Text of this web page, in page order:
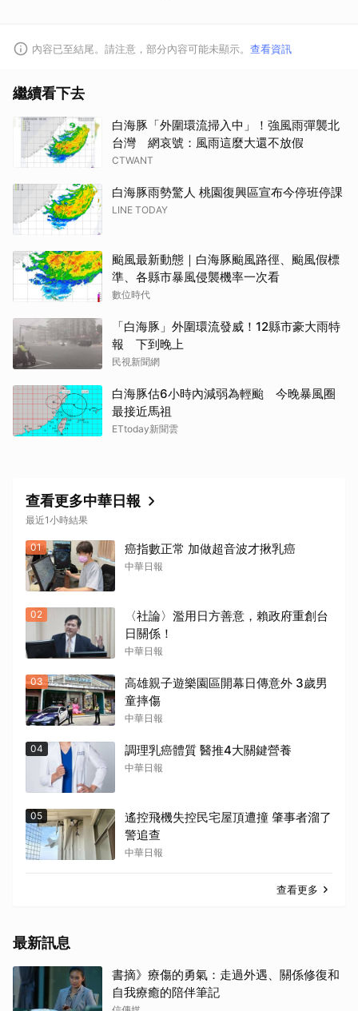
內容已至結尾。請注意，部分內容可能未顯示。 查看資訊
繼續看下去
白海豚「外圍環流掃入中」！強風雨彈襲北
台灣 網哀號：風雨這麼大還不放假
CTWANT
白海豚雨勢驚人 桃園復興區宣布今停班停課
LINE TODAY
颱風最新動態｜白海豚颱風路徑、颱風假標
準、各縣市暴風侵襲機率一次看
數位時代
「白海豚」外圍環流發威！12縣市豪大雨特
報 下到晚上
民視新聞網
白海豚估6小時內減弱為輕颱 今晚暴風圈
最接近馬祖
ETtoday新聞雲
查看更多中華日報
最近1小時結果
01 癌指數正常 加做超音波才揪乳癌
中華日報
02
〈社論〉濫用日方善意，賴政府重創台
日關係！
中華日報
03
高雄親子遊樂園區開幕日傳意外 3歲男
童摔傷
中華日報
04 調理乳癌體質 醫推4大關鍵營養
中華日報
05
遙控飛機失控民宅屋頂遭撞 肇事者溜了
警追查
中華日報
查看更多
最新訊息
書摘》療傷的勇氣：走過外遇、關係修復和
自我療癒的陪伴筆記